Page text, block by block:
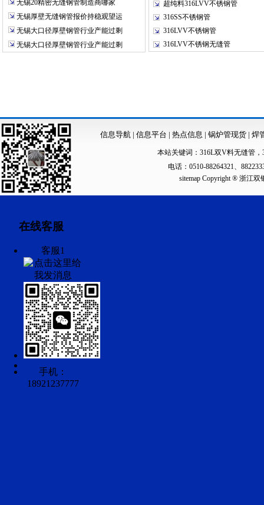
无锡20精密无缝钢管制造商哪家
无锡厚壁无缝钢管报价持稳观望运
无锡大口径厚壁钢管行业产能过剩
无锡大口径厚壁钢管行业产能过剩
超纯料316LVV不锈钢管
316SS不锈钢管
316LVV不锈钢管
316LVV不锈钢无缝管
信息导航| 信息平台 | 热点信息 | 锅炉管现货 | 焊
本站关键词： 316L双V料无缝管 ，
电话：0510-88264321、
sitemapCopyright ® 浙江双
在线客服
客服1
手机：
18921237777